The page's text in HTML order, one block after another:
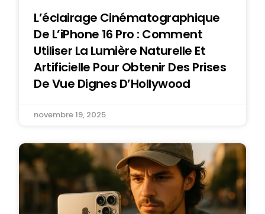
L’éclairage Cinématographique
De L’iPhone 16 Pro : Comment
Utiliser La Lumière Naturelle Et
Artificielle Pour Obtenir Des Prises
De Vue Dignes D’Hollywood
novembre 19, 2025